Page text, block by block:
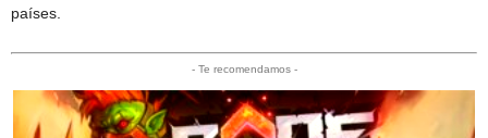
países.
- Te recomendamos -